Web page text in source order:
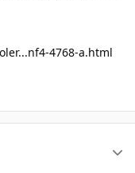
4768-a.html